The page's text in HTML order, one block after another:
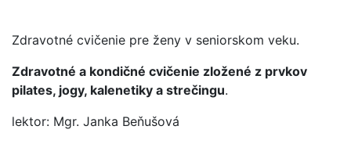
Zdravotné cvičenie pre ženy v seniorskom veku.
Zdravotné a kondičné cvičenie zložené z prvkov
pilates, jogy, kalenetiky a strečingu.
lektor: Mgr. Janka Beňušová